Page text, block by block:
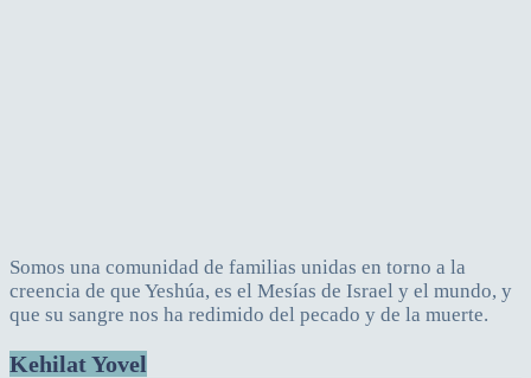
Somos una comunidad de familias unidas en torno a la
creencia de que Yeshúa, es el Mesías de Israel y el mundo, y
que su sangre nos ha redimido del pecado y de la muerte.
Kehilat Yovel